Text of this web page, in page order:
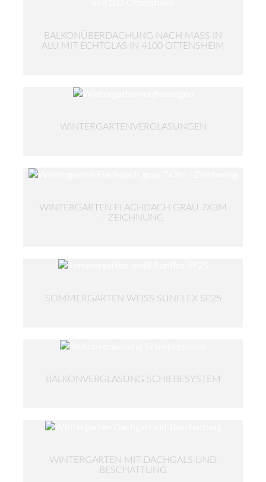
BALKONÜBERDACHUNG NACH MASS IN A
LU MIT ECHTGLAS IN 4100 OTTENSHEIM
WINTERGARTENVERGLASUNGEN
WINTERGARTEN FLACHDACH GRAU 7X3M
- ZEICHNUNG
SOMMERGARTEN WEISS SUNFLEX SF25
BALKONVERGLASUNG SCHIEBESYSTEM
WINTERGARTEN MIT DACHGALS UND
BESCHATTUNG